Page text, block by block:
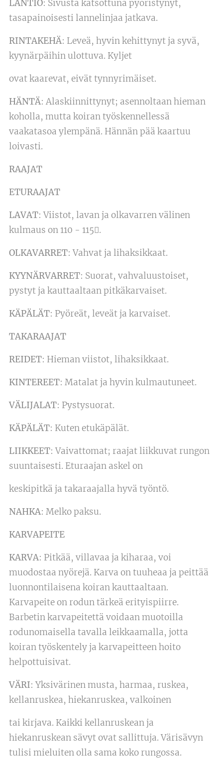
LANTIO: Sivusta katsottuna pyöristynyt,
tasapainoisesti lannelinjaa jatkava.
RINTAKEHÄ: Leveä, hyvin kehittynyt ja syvä,
kyynärpäihin ulottuva. Kyljet
ovat kaarevat, eivät tynnyrimäiset.
HÄNTÄ: Alaskiinnittynyt; asennoltaan hieman
koholla, mutta koiran työskennellessä
vaakatasoa ylempänä. Hännän pää kaartuu
loivasti.
RAAJAT
ETURAAJAT
LAVAT: Viistot, lavan ja olkavarren välinen
kulmaus on 110 - 115.
OLKAVARRET: Vahvat ja lihaksikkaat.
KYYNÄRVARRET: Suorat, vahvaluustoiset,
pystyt ja kauttaaltaan pitkäkarvaiset.
KÄPÄLÄT: Pyöreät, leveät ja karvaiset.
TAKARAAJAT
REIDET: Hieman viistot, lihaksikkaat.
KINTEREET: Matalat ja hyvin kulmautuneet.
VÄLIJALAT: Pystysuorat.
KÄPÄLÄT: Kuten etukäpälät.
LIIKKEET: Vaivattomat; raajat liikkuvat rungon
suuntaisesti. Eturaajan askel on
keskipitkä ja takaraajalla hyvä työntö.
NAHKA: Melko paksu.
KARVAPEITE
KARVA: Pitkää, villavaa ja kiharaa, voi
muodostaa nyörejä. Karva on tuuheaa ja peittää
luonnontilaisena koiran kauttaaltaan.
Karvapeite on rodun tärkeä erityispiirre.
Barbetin karvapeitettä voidaan muotoilla
rodunomaisella tavalla leikkaamalla, jotta
koiran työskentely ja karvapeitteen hoito
helpottuisivat.
VÄRI: Yksivärinen musta, harmaa, ruskea,
kellanruskea, hiekanruskea, valkoinen
tai kirjava. Kaikki kellanruskean ja
hiekanruskean sävyt ovat sallittuja. Värisävyn
tulisi mieluiten olla sama koko rungossa.